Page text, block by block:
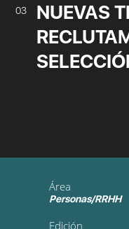
03
NUEVAS
Área
Personas/RRHH
Edición